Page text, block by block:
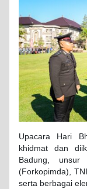
Upacara Hari
khidmat dan
Badung, unsur
(Forkopimda),
serta berbagai